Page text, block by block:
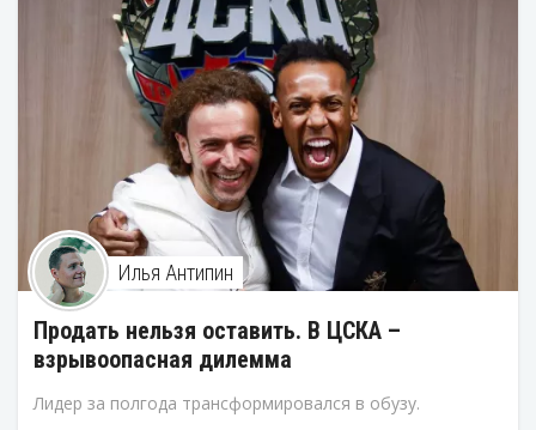
Илья Антипин
Продать нельзя оставить. В ЦСКА –
взрывоопасная дилемма
Лидер за полгода трансформировался в обузу.